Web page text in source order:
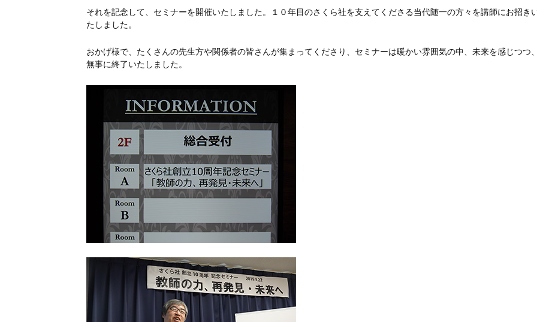
それを記念して、セミナーを開催いたしました。１０年目のさくら社を支えてくださる当代随一の方々を講師にお招き
たしました。
おかげ様で、たくさんの先生方や関係者の皆さんが集まってくださり、セミナーは暖かい雰囲気の中、未来を感じつつ
無事に終了いたしました。